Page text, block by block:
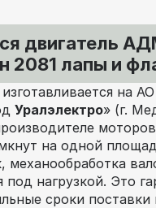
двигатель
2081 лапы и
изготавливается на
Уралэлектро» (г.
на одной
под нагрузкой. Это
сроки